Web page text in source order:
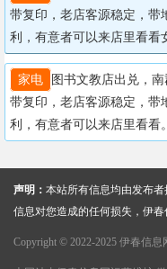
带复印，老店客源稳定，带
利，有意者可以来店里看看
家电
图书文教店出兑，
带复印，老店客源稳定，带
利，有意者可以来店里看看
声明： 本站所有信息均由发布
信息对您造成的任何损失，伊春
Copyright © 2022-2025 伊春信息